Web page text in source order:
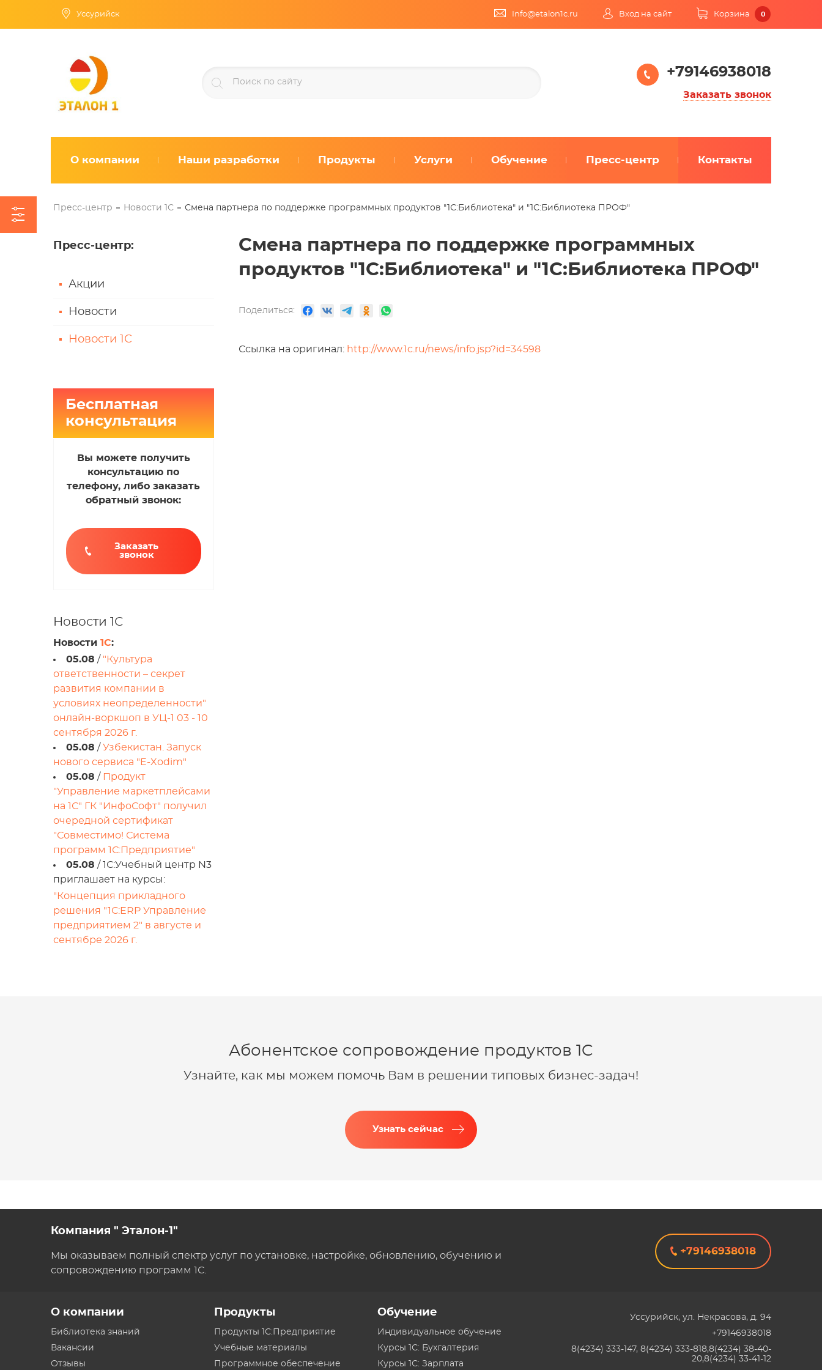
Уссурийск Info@etalon1c.ru Вход на сайт Корзина 0
+79146938018
Заказать звонок
О компании Наши разработки Продукты Услуги Обучение Пресс-центр Контакты
Пресс-центр Новости 1С Смена партнера по поддержке программных продуктов "1С:Библиотека" и "1С:Библиотека ПРОФ"
Пресс-центр:
Акции
Новости
Новости 1С
Бесплатная
консультация
Вы можете получить
консультацию по
телефону, либо заказать
обратный звонок:
Заказать
звонок
Новости 1С
Новости 1С:
05.08 / "Культура
ответственности – секрет
развития компании в
условиях неопределенности"
онлайн-воркшоп в УЦ-1 03 - 10
сентября 2026 г.
05.08 / Узбекистан. Запуск
нового сервиса "E-Xodim"
05.08 / Продукт
"Управление маркетплейсами
на 1С" ГК "ИнфоСофт" получил
очередной сертификат
"Совместимо! Система
программ 1С:Предприятие"
05.08 / 1С:Учебный центр N3
приглашает на курсы:
"Концепция прикладного
решения "1С:ERP Управление
предприятием 2" в августе и
сентябре 2026 г.
Смена партнера по поддержке программных
продуктов "1С:Библиотека" и "1С:Библиотека ПРОФ"
Поделиться:
Ссылка на оригинал: http://www.1c.ru/news/info.jsp?id=34598
Абонентское сопровождение продуктов 1C
Узнайте, как мы можем помочь Вам в решении типовых бизнес-задач!
Узнать сейчас
Компания " Эталон-1"
Мы оказываем полный спектр услуг по установке, настройке, обновлению, обучению и
сопровождению программ 1С.
+79146938018
О компании
Библиотека знаний
Вакансии
Отзывы
Продукты
Продукты 1С:Предприятие
Учебные материалы
Программное обеспечение
Обучение
Индивидуальное обучение
Курсы 1С: Бухгалтерия
Курсы 1С: Зарплата
Уссурийск, ул. Некрасова, д. 94
+79146938018
8(4234) 333-147, 8(4234) 333-818,8(4234) 38-40-
20,8(4234) 33-41-12